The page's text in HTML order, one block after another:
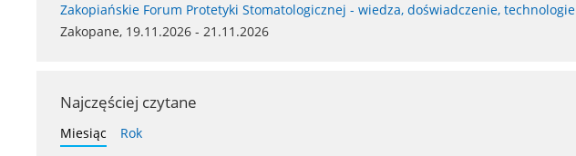
Zakopiańskie Forum Protetyki Stomatologicznej - wiedza, doświadczenie, technologie
Zakopane, 19.11.2026 - 21.11.2026
Najczęściej czytane
Miesiąc
Rok